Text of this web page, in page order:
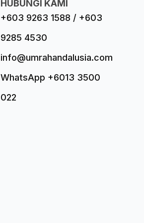
HUBUNGI KAMI
+603 9263 1588 / +603
9285 4530
info@umrahandalusia.com
WhatsApp +6013 3500
022